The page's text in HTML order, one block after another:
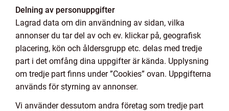
Delning av personuppgifter
Lagrad data om din användning av sidan, vilka
annonser du tar del av och ev. klickar på, geografisk
placering, kön och åldersgrupp etc. delas med tredje
part i det omfång dina uppgifter är kända. Upplysning
om tredje part finns under ”Cookies” ovan. Uppgifterna
används för styrning av annonser.
Vi använder dessutom andra företag som tredje part